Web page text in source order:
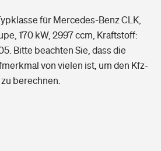
für Mercedes-Benz CLK,
170 kW, 2997 ccm, Kraftstoff:
Bitte beachten Sie, dass die
von vielen ist, um den Kfz-
berechnen.